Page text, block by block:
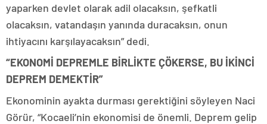
yaparken devlet olarak adil olacaksın, şefkatli
olacaksın, vatandaşın yanında duracaksın, onun
ihtiyacını karşılayacaksın” dedi.
“EKONOMİ DEPREMLE BİRLİKTE ÇÖKERSE, BU İKİNCİ
DEPREM DEMEKTİR”
Ekonominin ayakta durması gerektiğini söyleyen Naci
Görür, “Kocaeli’nin ekonomisi de önemli. Deprem gelip